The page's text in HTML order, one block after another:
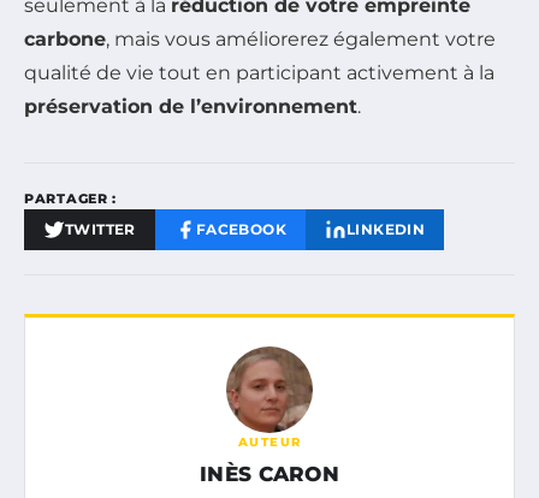
seulement à la réduction de votre empreinte
carbone, mais vous améliorerez également votre
qualité de vie tout en participant activement à la
préservation de l’environnement.
PARTAGER :
TWITTER FACEBOOK LINKEDIN
AUTEUR
INÈS CARON